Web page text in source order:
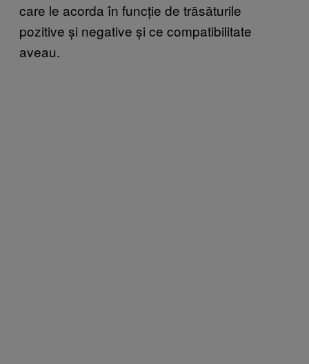
care le acorda în funcție de trăsăturile
pozitive și negative și ce compatibilitate
aveau.